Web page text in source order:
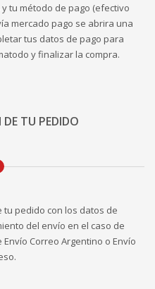
tu método de pago (efectivo
mercado pago se abrira una
tus datos de pago para
y finalizar la compra.
TU PEDIDO
pedido con los datos de
del envío en el caso de
Correo Argentino o Envío